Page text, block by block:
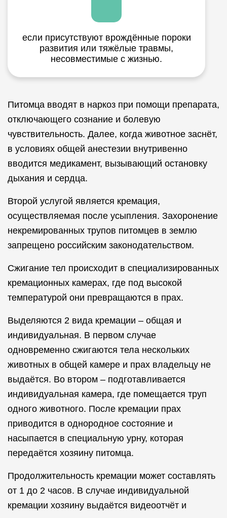
если присутствуют врождённые пороки
развития или тяжёлые травмы,
несовместимые с жизнью.
Питомца вводят в наркоз при помощи препарата,
отключающего сознание и болевую
чувствительность. Далее, когда животное заснёт,
в условиях общей анестезии внутривенно
вводится медикамент, вызывающий остановку
дыхания и сердца.
Второй услугой является кремация,
осуществляемая после усыпления. Захоронение
некремированных трупов питомцев в землю
запрещено российским законодательством.
Сжигание тел происходит в специализированных
кремационных камерах, где под высокой
температурой они превращаются в прах.
Выделяются 2 вида кремации – общая и
индивидуальная. В первом случае
одновременно сжигаются тела нескольких
животных в общей камере и прах владельцу не
выдаётся. Во втором – подготавливается
индивидуальная камера, где помещается труп
одного животного. После кремации прах
приводится в однородное состояние и
насыпается в специальную урну, которая
передаётся хозяину питомца.
Продолжительность кремации может составлять
от 1 до 2 часов. В случае индивидуальной
кремации хозяину выдаётся видеоотчёт и